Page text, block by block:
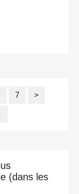
7 >
(dans les